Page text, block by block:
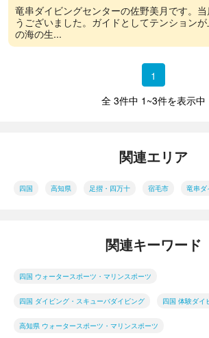
竜串ダイビングセンターの佐野美月です。
うございました。ガイドとしてテンション
の海の生...
1
全 3件中 1~3件を表示中
関連エリア
四国 高知県 足摺・四万十 宿毛市 竜串ダ
関連キーワード
四国 ウォータースポーツ・マリンスポーツ
四国 ダイビング・スキューバダイビング 四国 体験ダイ
高知県 ウォータースポーツ・マリンスポーツ